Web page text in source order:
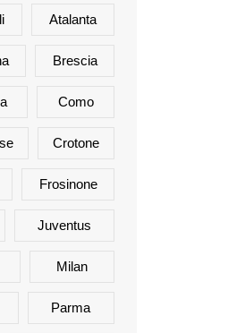
Atalanta
Brescia
Como
Crotone
Frosinone
Juventus
Milan
Parma